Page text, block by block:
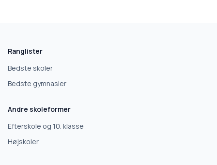
Ranglister
Bedste skoler
Bedste gymnasier
Andre skoleformer
Efterskole og 10. klasse
Højskoler